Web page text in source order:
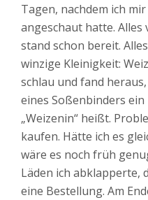
Tagen, nachdem ich
angeschaut hatte.
stand schon bereit.
winzige Kleinigkeit:
schlau und fand
eines Soßenbinders
„Weizenin“ heißt.
kaufen. Hätte ich es
wäre es noch früh
Läden ich abklapperte,
eine Bestellung. Am